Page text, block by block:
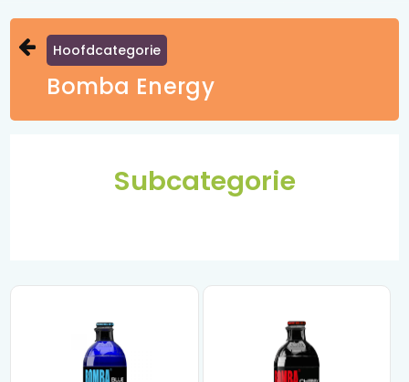
Hoofdcategorie
Bomba Energy
Subcategorie